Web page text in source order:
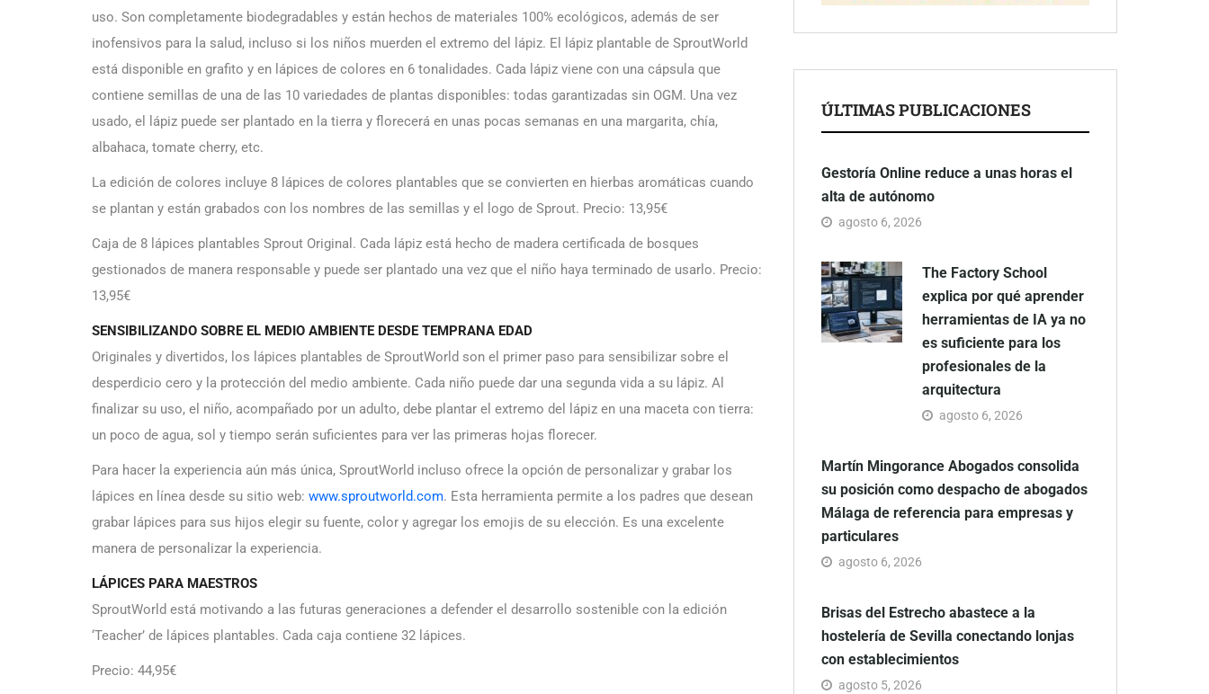
uso. Son completamente biodegradables y están hechos de materiales 100% ecológicos, además de ser
inofensivos para la salud, incluso si los niños muerden el extremo del lápiz. El lápiz plantable de SproutWorld
está disponible en grafito y en lápices de colores en 6 tonalidades. Cada lápiz viene con una cápsula que
contiene semillas de una de las 10 variedades de plantas disponibles: todas garantizadas sin OGM. Una vez
usado, el lápiz puede ser plantado en la tierra y florecerá en unas pocas semanas en una margarita, chía,
albahaca, tomate cherry, etc.
La edición de colores incluye 8 lápices de colores plantables que se convierten en hierbas aromáticas cuando
se plantan y están grabados con los nombres de las semillas y el logo de Sprout. Precio: 13,95€
Caja de 8 lápices plantables Sprout Original. Cada lápiz está hecho de madera certificada de bosques
gestionados de manera responsable y puede ser plantado una vez que el niño haya terminado de usarlo. Precio:
13,95€
SENSIBILIZANDO SOBRE EL MEDIO AMBIENTE DESDE TEMPRANA EDAD
Originales y divertidos, los lápices plantables de SproutWorld son el primer paso para sensibilizar sobre el
desperdicio cero y la protección del medio ambiente. Cada niño puede dar una segunda vida a su lápiz. Al
finalizar su uso, el niño, acompañado por un adulto, debe plantar el extremo del lápiz en una maceta con tierra:
un poco de agua, sol y tiempo serán suficientes para ver las primeras hojas florecer.
Para hacer la experiencia aún más única, SproutWorld incluso ofrece la opción de personalizar y grabar los
lápices en línea desde su sitio web: www.sproutworld.com. Esta herramienta permite a los padres que desean
grabar lápices para sus hijos elegir su fuente, color y agregar los emojis de su elección. Es una excelente
manera de personalizar la experiencia.
LÁPICES PARA MAESTROS
SproutWorld está motivando a las futuras generaciones a defender el desarrollo sostenible con la edición
‘Teacher’ de lápices plantables. Cada caja contiene 32 lápices.
Precio: 44,95€
ÚLTIMAS PUBLICACIONES
Gestoría Online reduce a unas horas el
alta de autónomo
agosto 6, 2026
The Factory School
explica por qué aprender
herramientas de IA ya no
es suficiente para los
profesionales de la
arquitectura
agosto 6, 2026
Martín Mingorance Abogados consolida
su posición como despacho de abogados
Málaga de referencia para empresas y
particulares
agosto 6, 2026
Brisas del Estrecho abastece a la
hostelería de Sevilla conectando lonjas
con establecimientos
agosto 5, 2026